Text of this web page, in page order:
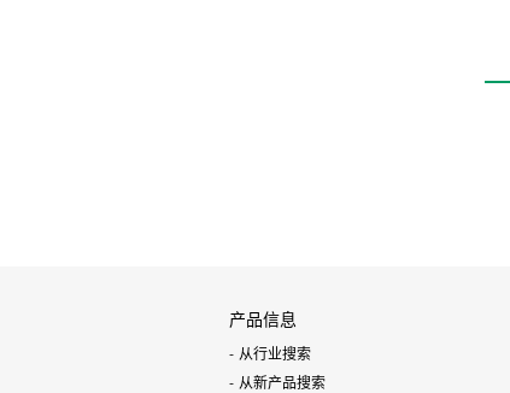
产品信息
从行业搜索
从新产品搜索